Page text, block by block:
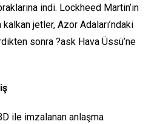
indi. Lockheed Martin’in
jetler, Azor Adaları’ndaki
sonra ?ask Hava Üssü’ne
ile imzalanan anlaşma